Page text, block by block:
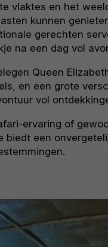
vlaktes en het
kunnen
gerechten
na een dag vol
Queen
en een grote
vol
ervaring of
biedt een